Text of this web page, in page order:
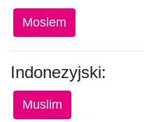
Moslem
Indonezyjski:
Muslim